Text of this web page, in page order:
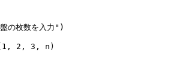
枚数を入力")
2, 3, n)